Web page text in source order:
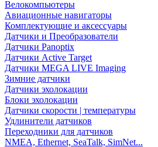
Велокомпьютеры
Авиационные навигаторы
Комплектующие и аксессуары
Датчики и Преобразователи
Датчики Panoptix
Датчики Active Target
Датчики MEGA LIVE Imaging
Зимние датчики
Датчики эхолокации
Блоки эхолокации
Датчики скорости | температуры
Удлинители датчиков
Переходники для датчиков
NMEA, Ethernet, SeaTalk, SimNet...